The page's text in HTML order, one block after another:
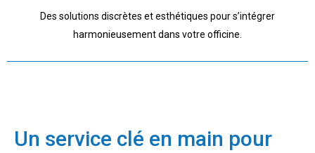
Des solutions discrètes et esthétiques pour s’intégrer
harmonieusement dans votre officine.
Un service clé en main pour